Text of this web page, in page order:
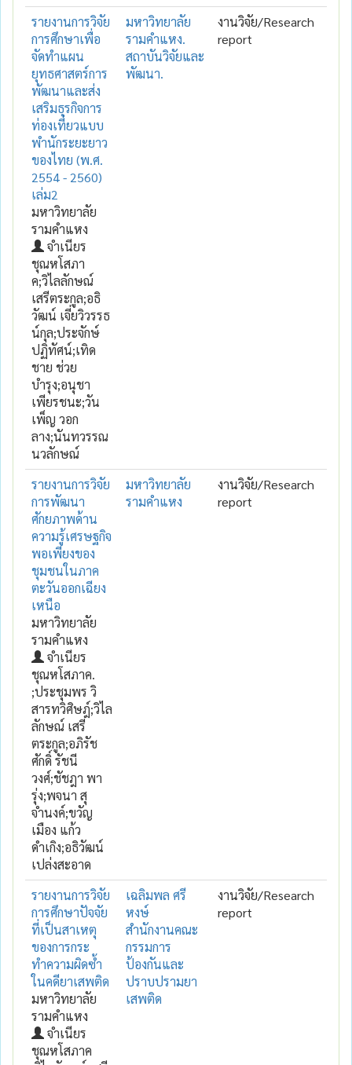
รายงานการวิจัย
การศึกษาเพื่อ
จัดทำแผน
ยุทธศาสตร์การ
พัฒนาและส่ง
เสริมธุรกิจการ
ท่องเที่ยวแบบ
พำนักระยะยาว
ของไทย (พ.ศ.
2554 - 2560)
เล่ม2
มหาวิทยาลัย
รามคำแหง
จำเนียร
ชุณหโสภา
ค;วิไลลักษณ์
เสรีตระกูล;อธิ
วัฒน์ เจี่ยวิวรรธ
น์กุล;ประจักษ์
ปฏิทัศน์;เทิด
ชาย ช่วย
บำรุง;อนุชา
เพียรชนะ;วัน
เพ็ญ วอก
ลาง;นันทวรรณ
นวลักษณ์
มหาวิทยาลัย
รามคำแหง.
สถาบันวิจัยและ
พัฒนา.
งานวิจัย/Research
report
รายงานการวิจัย
การพัฒนา
ศักยภาพด้าน
ความรู้เศรษฐกิจ
พอเพียงของ
ชุมชนในภาค
ตะวันออกเฉียง
เหนือ
มหาวิทยาลัย
รามคำแหง
จำเนียร
ชุณหโสภาค.
;ประชุมพร วิ
สารทวิศิษฎ์;วิไล
ลักษณ์ เสรี
ตระกูล;อภิรัช
ศักดิ์ รัชนี
วงศ์;ชัชฎา พา
รุ่ง;พจนา สุ
จำนงค์;ขวัญ
เมือง แก้ว
ดำเกิง;อธิวัฒน์
เปล่งสะอาด
มหาวิทยาลัย
รามคำแหง
งานวิจัย/Research
report
รายงานการวิจัย
การศึกษาปัจจัย
ที่เป็นสาเหตุ
ของการกระ
ทำความผิดซ้ำ
ในคดียาเสพติด
มหาวิทยาลัย
รามคำแหง
จำเนียร
ชุณหโสภาค
เฉลิมพล ศรี
หงษ์
สำนักงานคณะ
กรรมการ
ป้องกันและ
ปราบปรามยา
เสพติด
งานวิจัย/Research
report